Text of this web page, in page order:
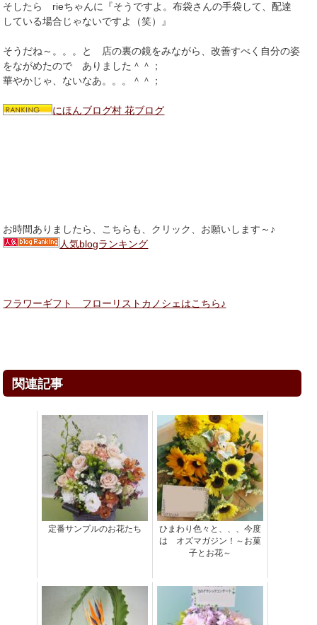
そしたら rieちゃんに『そうですよ。布袋さんの手袋して、配達
している場合じゃないですよ（笑）』
そうだね～。。。と 店の裏の鏡をみながら、改善すべく自分の姿
をながめたので ありました＾＾；
華やかじゃ、ないなあ。。。＾＾；
にほんブログ村 花ブログ
お時間ありましたら、こちらも、クリック、お願いします～♪
人気blogランキング
フラワーギフト フローリストカノシェはこちら♪
関連記事
定番サンプルのお花たち
ひまわり色々と、、、今度
は オズマガジン！～お菓
子とお花～